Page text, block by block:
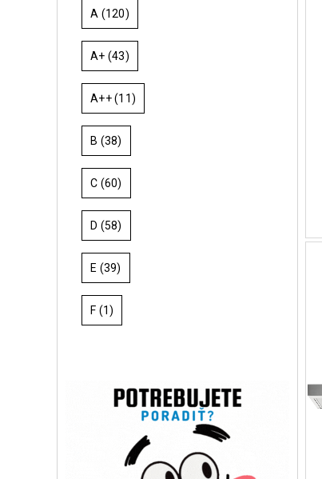
A (120)
A+ (43)
A++ (11)
B (38)
C (60)
D (58)
E (39)
F (1)